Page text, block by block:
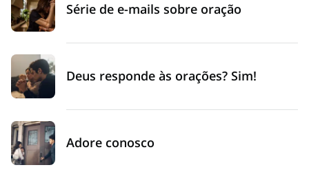
Série de e-mails sobre oração
Deus responde às orações? Sim!
Adore conosco